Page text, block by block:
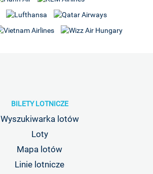
BILETY LOTNICZE
Wyszukiwarka lotów
Loty
Mapa lotów
Linie lotnicze